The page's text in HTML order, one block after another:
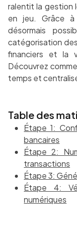
ralentit la gestion
en jeu. Grâce
désormais
catégorisation
financiers et la
Découvrez
temps et
Table des
Étape 1:
bancaires
Étape 2:
transactions
Étape 3:
Étape 4:
numériques